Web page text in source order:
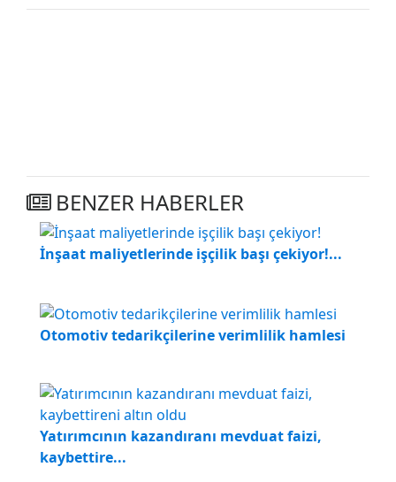
BENZER HABERLER
İnşaat maliyetlerinde işçilik başı çekiyor!...
Otomotiv tedarikçilerine verimlilik hamlesi
Yatırımcının kazandıranı mevduat faizi,
kaybettire...